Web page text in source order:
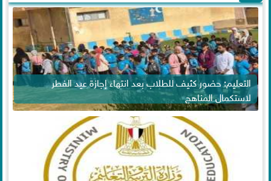
التعليم: حضور كثيف للطلاب بعد انتهاء إجازة عيد الفطر
لاستكمال المناهج